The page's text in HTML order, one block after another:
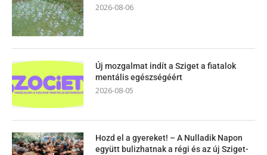
2026-08-06
Új mozgalmat indít a Sziget a fiatalok
mentális egészségéért
2026-08-05
Hozd el a gyereket! – A Nulladik Napon
együtt bulizhatnak a régi és az új Sziget-